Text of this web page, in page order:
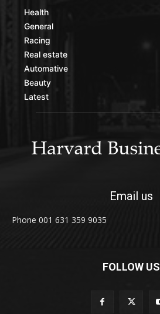
Health
General
Racing
Real estate
Automative
Beauty
Latest
Email us
Phone 001 631 359 9035
FOLLOW US